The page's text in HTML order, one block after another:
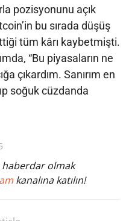
pozisyonunu açık
bu sırada düşüş
tüm kârı kaybetmişti.
“Bu piyasaların ne
çıkardım. Sanırım en
soğuk cüzdanda
haberdar olmak
kanalına katılın!